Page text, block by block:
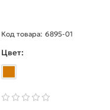
6895-01
Цвет: